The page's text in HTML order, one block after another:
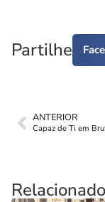
Partilhe
ANTERIOR
Capaz de Ti em